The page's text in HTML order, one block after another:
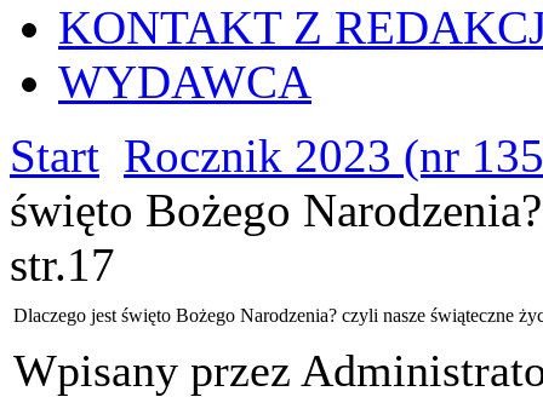
KONTAKT Z
WYDAWCA
Start Rocznik 2023 (nr
święto Bożego
str.17
Dlaczego jest święto Bożego Narodzenia? czyli nasze świąteczne
Wpisany przez